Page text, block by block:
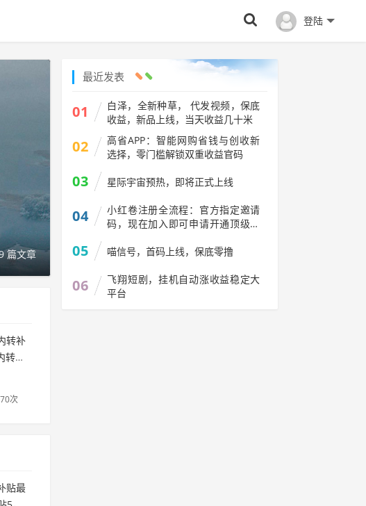
登陆
篇文章
转补
转三
次
贴最
最近发表
01
白泽，全新种草， 代发视频，保底
收益，新品上线，当天收益几十米
02
高省APP：智能网购省钱与创收新
选择，零门槛解锁双重收益官码
03 星际宇宙预热，即将正式上线
04
小红卷注册全流程：官方指定邀请
码，现在加入即可申请开通顶级代
05 喵信号，首码上线，保底零撸
06
飞翔短剧，挂机自动涨收益稳定大
平台